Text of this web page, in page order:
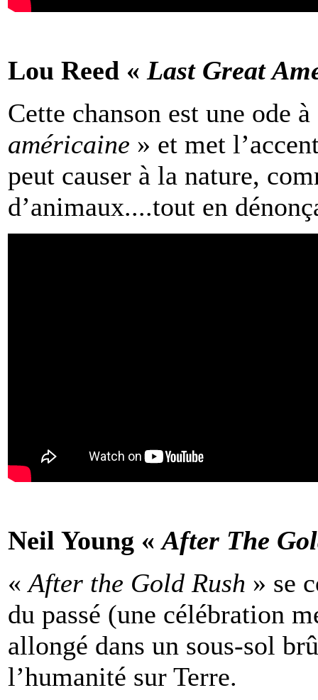
Lou Reed « Last Great
Cette chanson est une ode
américaine » et met
peut causer à la nature,
d’animaux....tout en
Neil Young «After The
«After the Gold Rush » se
du passé (une célébration
allongé dans un sous-sol
l’humanité sur Terre.